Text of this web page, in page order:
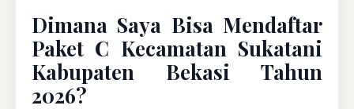
Dimana Saya Bisa Mendaftar
Paket C Kecamatan Sukatani
Kabupaten Bekasi Tahun
2026?